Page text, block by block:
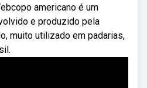
americano é um
e produzido pela
muito utilizado em padarias,